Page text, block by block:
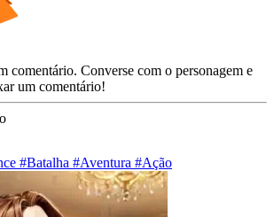
comentário. Converse com o personagem e
um comentário!
#Batalha #Aventura #Ação